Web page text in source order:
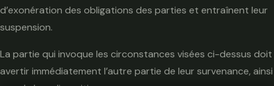
d’exonération des obligations des parties et entraînent leur
suspension.
La partie qui invoque les circonstances visées ci-dessus doit
avertir immédiatement l’autre partie de leur survenance, ainsi